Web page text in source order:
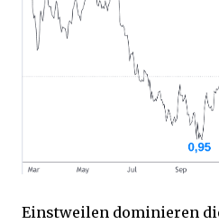
Einstweilen dominieren